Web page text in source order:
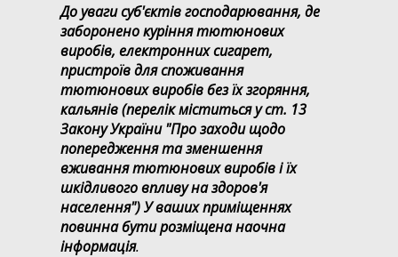
До уваги суб'єктів господарювання, де
заборонено куріння тютюнових
виробів, електронних сигарет,
пристроїв для споживання
тютюнових виробів без їх згоряння,
кальянів (перелік міститься у ст. 13
Закону України "Про заходи щодо
попередження та зменшення
вживання тютюнових виробів і їх
шкідливого впливу на здоров'я
населення") У ваших приміщеннях
повинна бути розміщена наочна
інформація.